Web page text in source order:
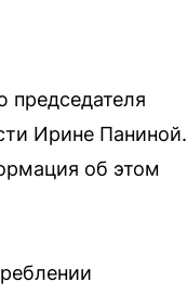
Ирине Паниной.
об этом